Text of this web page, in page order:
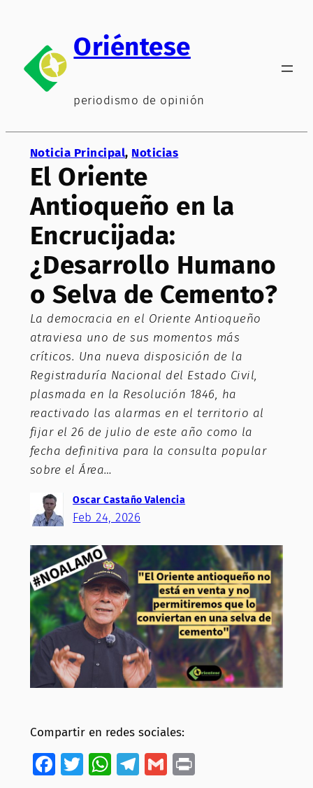
contenido
Oriéntese
periodismo de opinión
Noticia Principal, Noticias
El Oriente
Antioqueño en la
Encrucijada:
¿Desarrollo Humano
o Selva de Cemento?
La democracia en el Oriente Antioqueño
atraviesa uno de sus momentos más
críticos. Una nueva disposición de la
Registraduría Nacional del Estado Civil,
plasmada en la Resolución 1846, ha
reactivado las alarmas en el territorio al
fijar el 26 de julio de este año como la
fecha definitiva para la consulta popular
sobre el Área…
Oscar Castaño Valencia
Feb 24, 2026
Compartir en redes sociales:
Facebook
Twitter
WhatsApp
Telegram
Gmail